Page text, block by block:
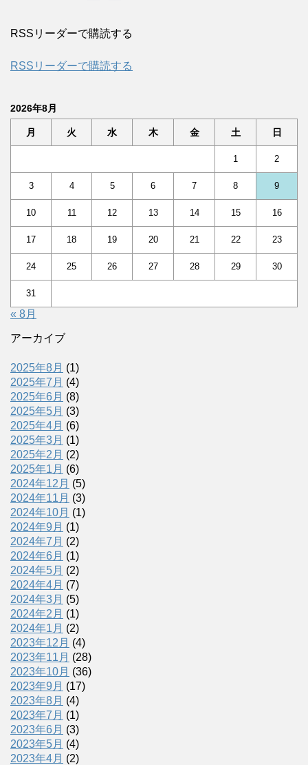
RSSリーダーで購読する
RSSリーダーで購読する
2026年8月
月 火 水 木 金 土 日
1 2
3 4 5 6 7 8 9
10 11 12 13 14 15 16
17 18 19 20 21 22 23
24 25 26 27 28 29 30
31
« 8月
アーカイブ
2025年8月 (1)
2025年7月 (4)
2025年6月 (8)
2025年5月 (3)
2025年4月 (6)
2025年3月 (1)
2025年2月 (2)
2025年1月 (6)
2024年12月 (5)
2024年11月 (3)
2024年10月 (1)
2024年9月 (1)
2024年7月 (2)
2024年6月 (1)
2024年5月 (2)
2024年4月 (7)
2024年3月 (5)
2024年2月 (1)
2024年1月 (2)
2023年12月 (4)
2023年11月 (28)
2023年10月 (36)
2023年9月 (17)
2023年8月 (4)
2023年7月 (1)
2023年6月 (3)
2023年5月 (4)
2023年4月 (2)